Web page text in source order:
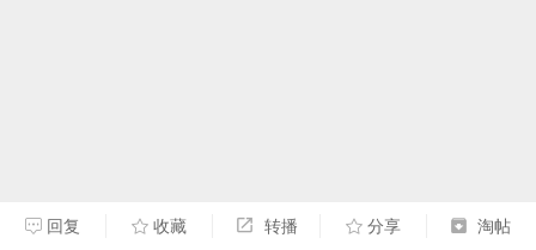
回复 收藏 转播 分享 淘帖